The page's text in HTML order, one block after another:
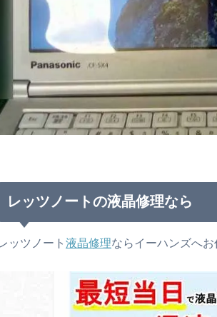
レッツノートの液晶修理なら
レッツノート 液晶修理ならイーハンズへお